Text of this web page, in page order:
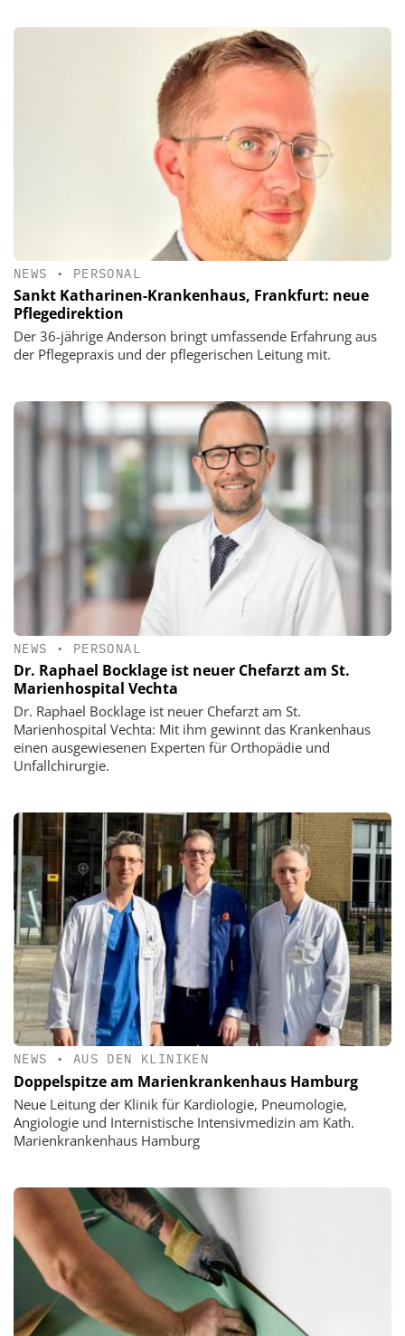
NEWS • PERSONAL
Sankt Katharinen-Krankenhaus, Frankfurt: neue
Pflegedirektion
Der 36-jährige Anderson bringt umfassende Erfahrung aus
der Pflegepraxis und der pflegerischen Leitung mit.
NEWS • PERSONAL
Dr. Raphael Bocklage ist neuer Chefarzt am St.
Marienhospital Vechta
Dr. Raphael Bocklage ist neuer Chefarzt am St.
Marienhospital Vechta: Mit ihm gewinnt das Krankenhaus
einen ausgewiesenen Experten für Orthopädie und
Unfallchirurgie.
NEWS • AUS DEN KLINIKEN
Doppelspitze am Marienkrankenhaus Hamburg
Neue Leitung der Klinik für Kardiologie, Pneumologie,
Angiologie und Internistische Intensivmedizin am Kath.
Marienkrankenhaus Hamburg